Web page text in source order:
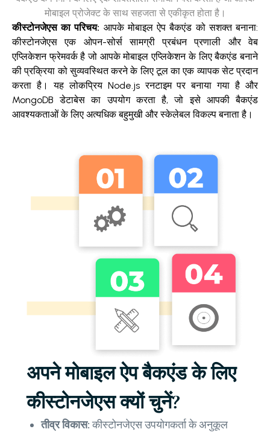
मोबाइल प्रोजेक्ट के साथ सहजता से एकीकृत होता है।
कीस्टोनजेएस का परिचय: आपके मोबाइल ऐप बैकएंड को सशक्त बनाना:
कीस्टोनजेएस एक ओपन-सोर्स सामग्री प्रबंधन प्रणाली और वेब
एप्लिकेशन फ्रेमवर्क है जो आपके मोबाइल एप्लिकेशन के लिए बैकएंड बनाने
की प्रक्रिया को सुव्यवस्थित करने के लिए टूल का एक व्यापक सेट प्रदान
करता है। यह लोकप्रिय Node.js रनटाइम पर बनाया गया है और
MongoDB डेटाबेस का उपयोग करता है, जो इसे आपकी बैकएंड
आवश्यकताओं के लिए अत्यधिक बहुमुखी और स्केलेबल विकल्प बनाता है।
अपने मोबाइल ऐप बैकएंड के लिए
कीस्टोनजेएस क्यों चुनें?
तीव्र विकास:कीस्टोनजेएस उपयोगकर्ता के अनुकूल